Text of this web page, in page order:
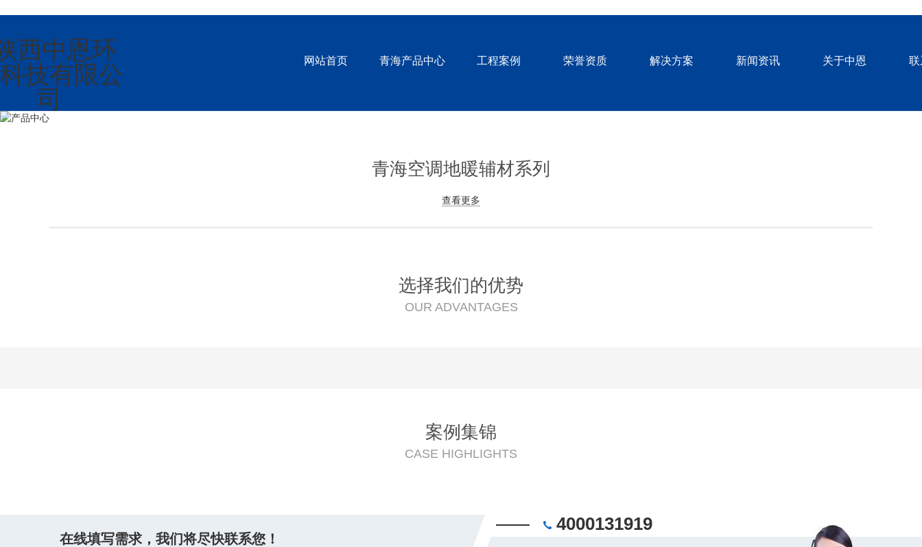
网站首页 青海产品中心 工程案例 荣誉资质 解决方案 新闻资讯 关于中恩 联
青海空调地暖辅材系列
查看更多
选择我们的优势
OUR ADVANTAGES
案例集锦
CASE HIGHLIGHTS
在线填写需求，我们将尽快联系您！
4000131919